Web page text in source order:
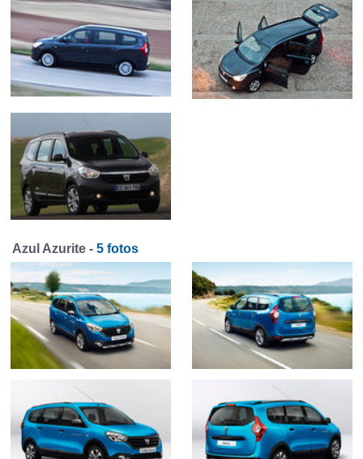
Azul Azurite - 5 fotos